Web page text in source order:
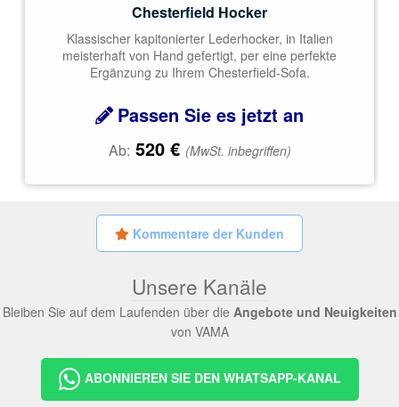
Chesterfield Hocker
Klassischer kapitonierter Lederhocker, in Italien
meisterhaft von Hand gefertigt, per eine perfekte
Ergänzung zu Ihrem Chesterfield-Sofa.
Passen Sie es jetzt an
Ab: 520 € (MwSt. inbegriffen)
Kommentare der Kunden
Unsere Kanäle
Bleiben Sie auf dem Laufenden über die Angebote und Neuigkeiten
von VAMA
ABONNIEREN SIE DEN WHATSAPP-KANAL